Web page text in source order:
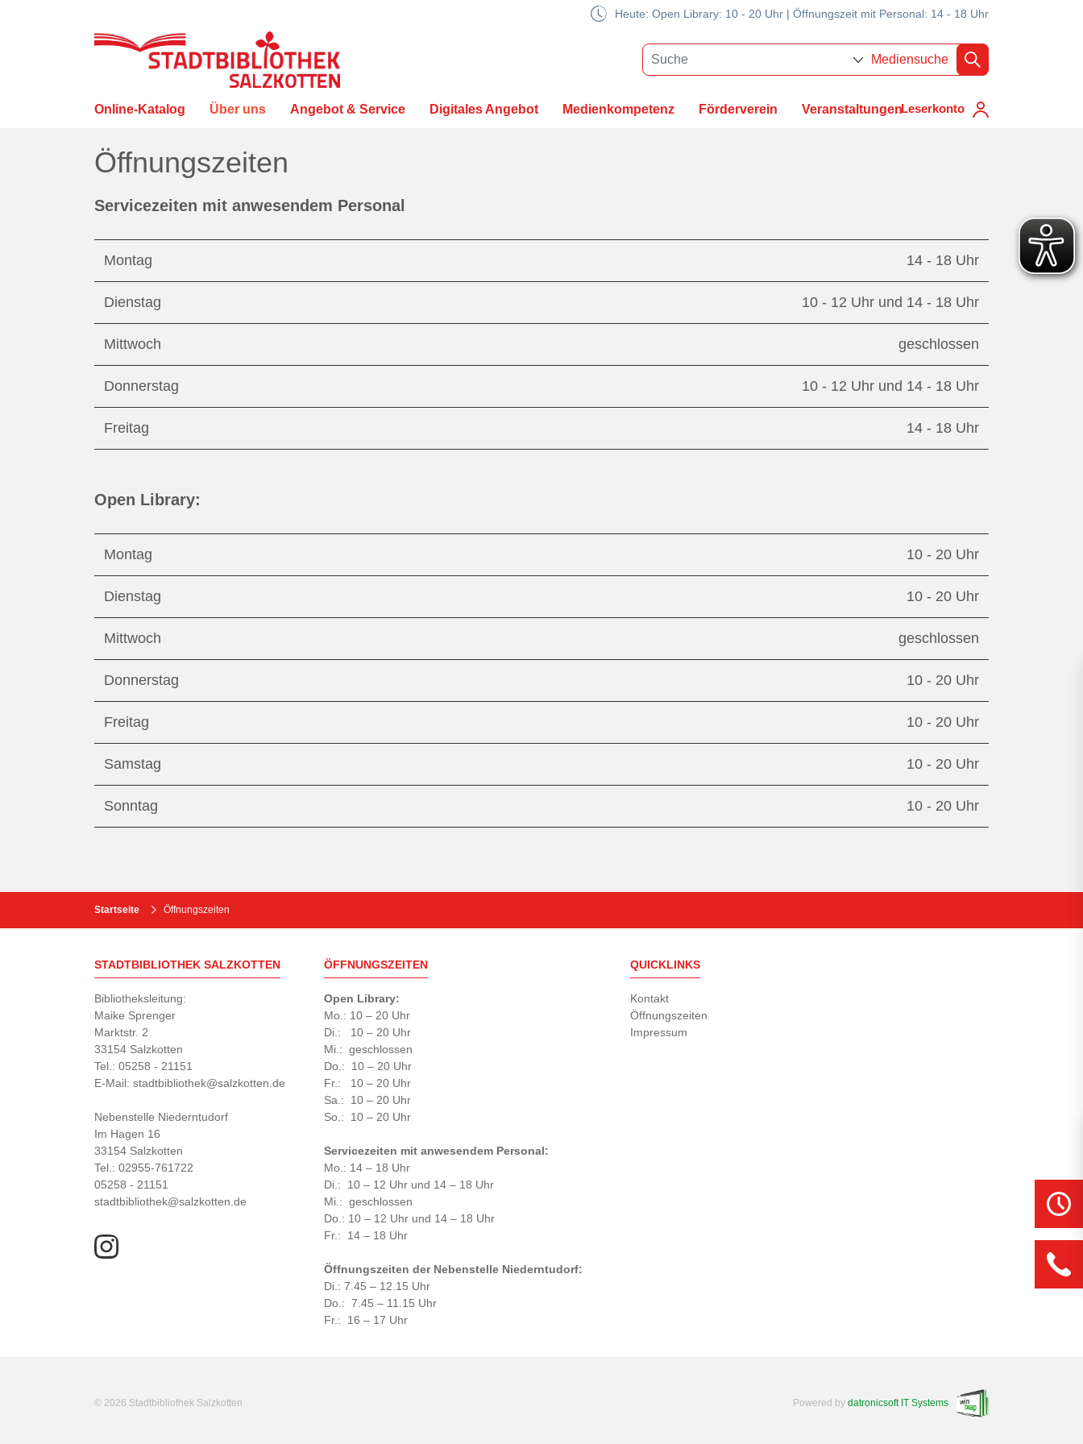
Assistenzsoftware
Heute: Open Library: 10 - 20 Uhr | Öffnungszeit mit Personal: 14 - 18 Uhr
Mediensuche
Online-Katalog Über uns Angebot & Service Digitales Angebot Medienkompetenz Förderverein VeranstaltungenLeserkonto
Öffnungszeiten
Servicezeiten mit anwesendem Personal
Montag 14 - 18 Uhr
Dienstag 10 - 12 Uhr und 14 - 18 Uhr
Mittwoch geschlossen
Donnerstag 10 - 12 Uhr und 14 - 18 Uhr
Freitag 14 - 18 Uhr
Open Library:
Montag 10 - 20 Uhr
Dienstag 10 - 20 Uhr
Mittwoch geschlossen
Donnerstag 10 - 20 Uhr
Freitag 10 - 20 Uhr
Samstag 10 - 20 Uhr
Sonntag 10 - 20 Uhr
Startseite Öffnungszeiten
STADTBIBLIOTHEK SALZKOTTEN
Bibliotheksleitung:
Maike Sprenger
Marktstr. 2
33154 Salzkotten
Tel.: 05258 - 21151
E-Mail: stadtbibliothek@salzkotten.de
Nebenstelle Niederntudorf
Im Hagen 16
33154 Salzkotten
Tel.: 02955-761722
05258 - 21151
stadtbibliothek@salzkotten.de
ÖFFNUNGSZEITEN
Open Library:
Mo.: 10 – 20 Uhr
Di.: 10 – 20 Uhr
Mi.: geschlossen
Do.: 10 – 20 Uhr
Fr.: 10 – 20 Uhr
Sa.: 10 – 20 Uhr
So.: 10 – 20 Uhr
Servicezeiten mit anwesendem Personal:
Mo.: 14 – 18 Uhr
Di.: 10 – 12 Uhr und 14 – 18 Uhr
Mi.: geschlossen
Do.: 10 – 12 Uhr und 14 – 18 Uhr
Fr.: 14 – 18 Uhr
Öffnungszeiten der Nebenstelle Niederntudorf:
Di.: 7.45 – 12.15 Uhr
Do.: 7.45 – 11.15 Uhr
Fr.: 16 – 17 Uhr
QUICKLINKS
Kontakt
Öffnungszeiten
Impressum
© 2026 Stadtbibliothek Salzkotten Powered by datronicsoft IT Systems